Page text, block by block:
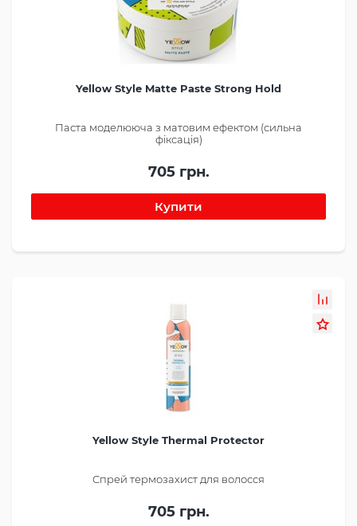
Yellow Style Matte Paste Strong Hold
Паста моделююча з матовим ефектом (сильна
фіксація)
705 грн.
Yellow Style Thermal Protector
Спрей термозахист для волосся
705 грн.